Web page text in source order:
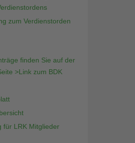
zum Verdienstorden
finden Sie auf der
>Link zum BDK
für LRK Mitglieder